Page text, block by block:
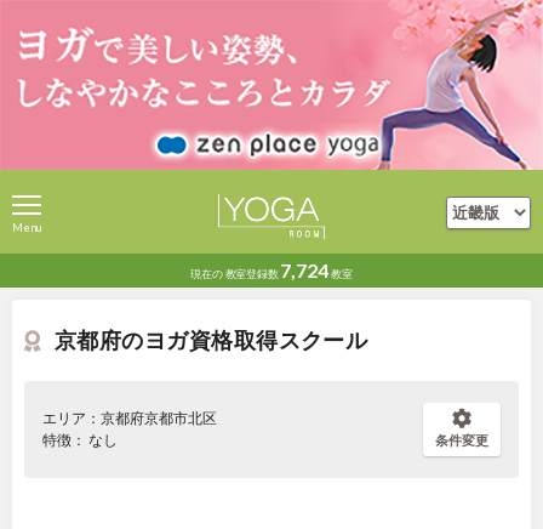
現在の教室登録数 7,724教室
Menu
京都府のヨガ資格取得スクール
エリア：京都府京都市北区
特徴： なし
条件変更